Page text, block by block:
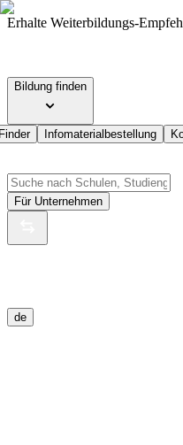
Erhalte Weiterbildungs-
Bildung finden
Infomaterialbestellung
Für Unternehmen
de